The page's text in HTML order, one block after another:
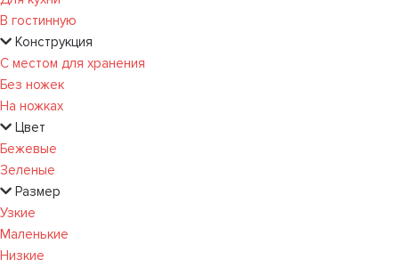
В гостинную
Конструкция
С местом для хранения
Без ножек
На ножках
Цвет
Бежевые
Зеленые
Размер
Узкие
Маленькие
Низкие